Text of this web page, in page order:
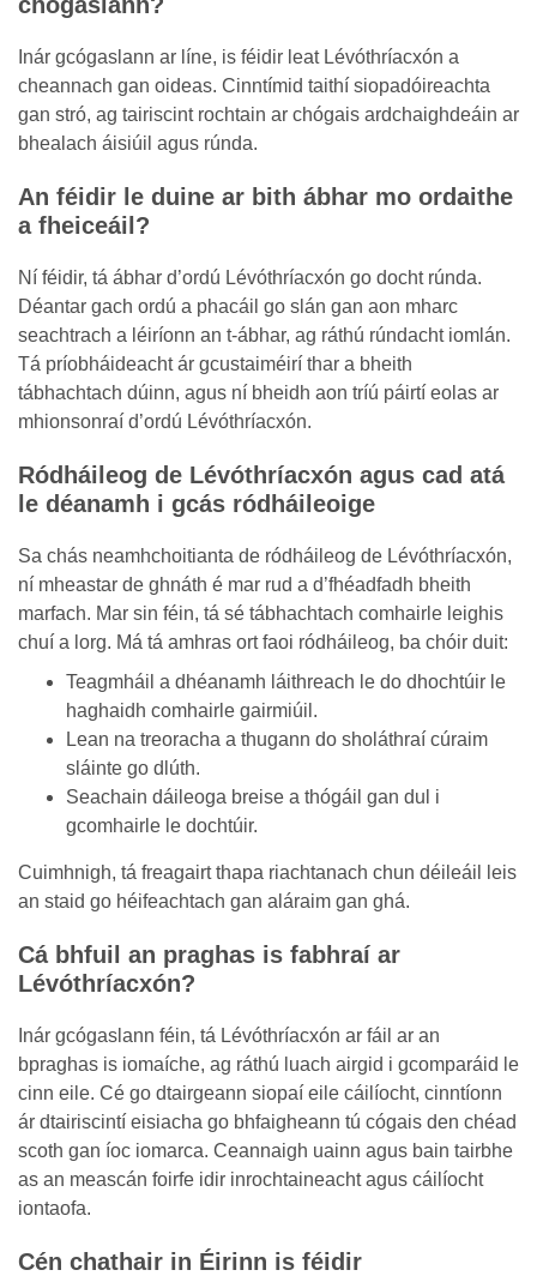
Inár gcógaslann ar líne, is féidir leat Lévóthríacxón a
cheannach gan oideas. Cinntímid taithí siopadóireachta
gan stró, ag tairiscint rochtain ar chógais ardchaighdeáin ar
bhealach áisiúil agus rúnda.
An féidir le duine ar bith ábhar mo ordaithe
a fheiceáil?
Ní féidir, tá ábhar d’ordú Lévóthríacxón go docht rúnda.
Déantar gach ordú a phacáil go slán gan aon mharc
seachtrach a léiríonn an t-ábhar, ag ráthú rúndacht iomlán.
Tá príobháideacht ár gcustaiméirí thar a bheith
tábhachtach dúinn, agus ní bheidh aon tríú páirtí eolas ar
mhionsonraí d’ordú Lévóthríacxón.
Ródháileog de Lévóthríacxón agus cad atá
le déanamh i gcás ródháileoige
Sa chás neamhchoitianta de ródháileog de Lévóthríacxón,
ní mheastar de ghnáth é mar rud a d’fhéadfadh bheith
marfach. Mar sin féin, tá sé tábhachtach comhairle leighis
chuí a lorg. Má tá amhras ort faoi ródháileog, ba chóir duit:
Teagmháil a dhéanamh láithreach le do dhochtúir le
haghaidh comhairle gairmiúil.
Lean na treoracha a thugann do sholáthraí cúraim
sláinte go dlúth.
Seachain dáileoga breise a thógáil gan dul i
gcomhairle le dochtúir.
Cuimhnigh, tá freagairt thapa riachtanach chun déileáil leis
an staid go héifeachtach gan aláraim gan ghá.
Cá bhfuil an praghas is fabhraí ar
Lévóthríacxón?
Inár gcógaslann féin, tá Lévóthríacxón ar fáil ar an
bpraghas is iomaíche, ag ráthú luach airgid i gcomparáid le
cinn eile. Cé go dtairgeann siopaí eile cáilíocht, cinntíonn
ár dtairiscintí eisiacha go bhfaigheann tú cógais den chéad
scoth gan íoc iomarca. Ceannaigh uainn agus bain tairbhe
as an meascán foirfe idir inrochtaineacht agus cáilíocht
iontaofa.
Cén chathair in Éirinn is féidir